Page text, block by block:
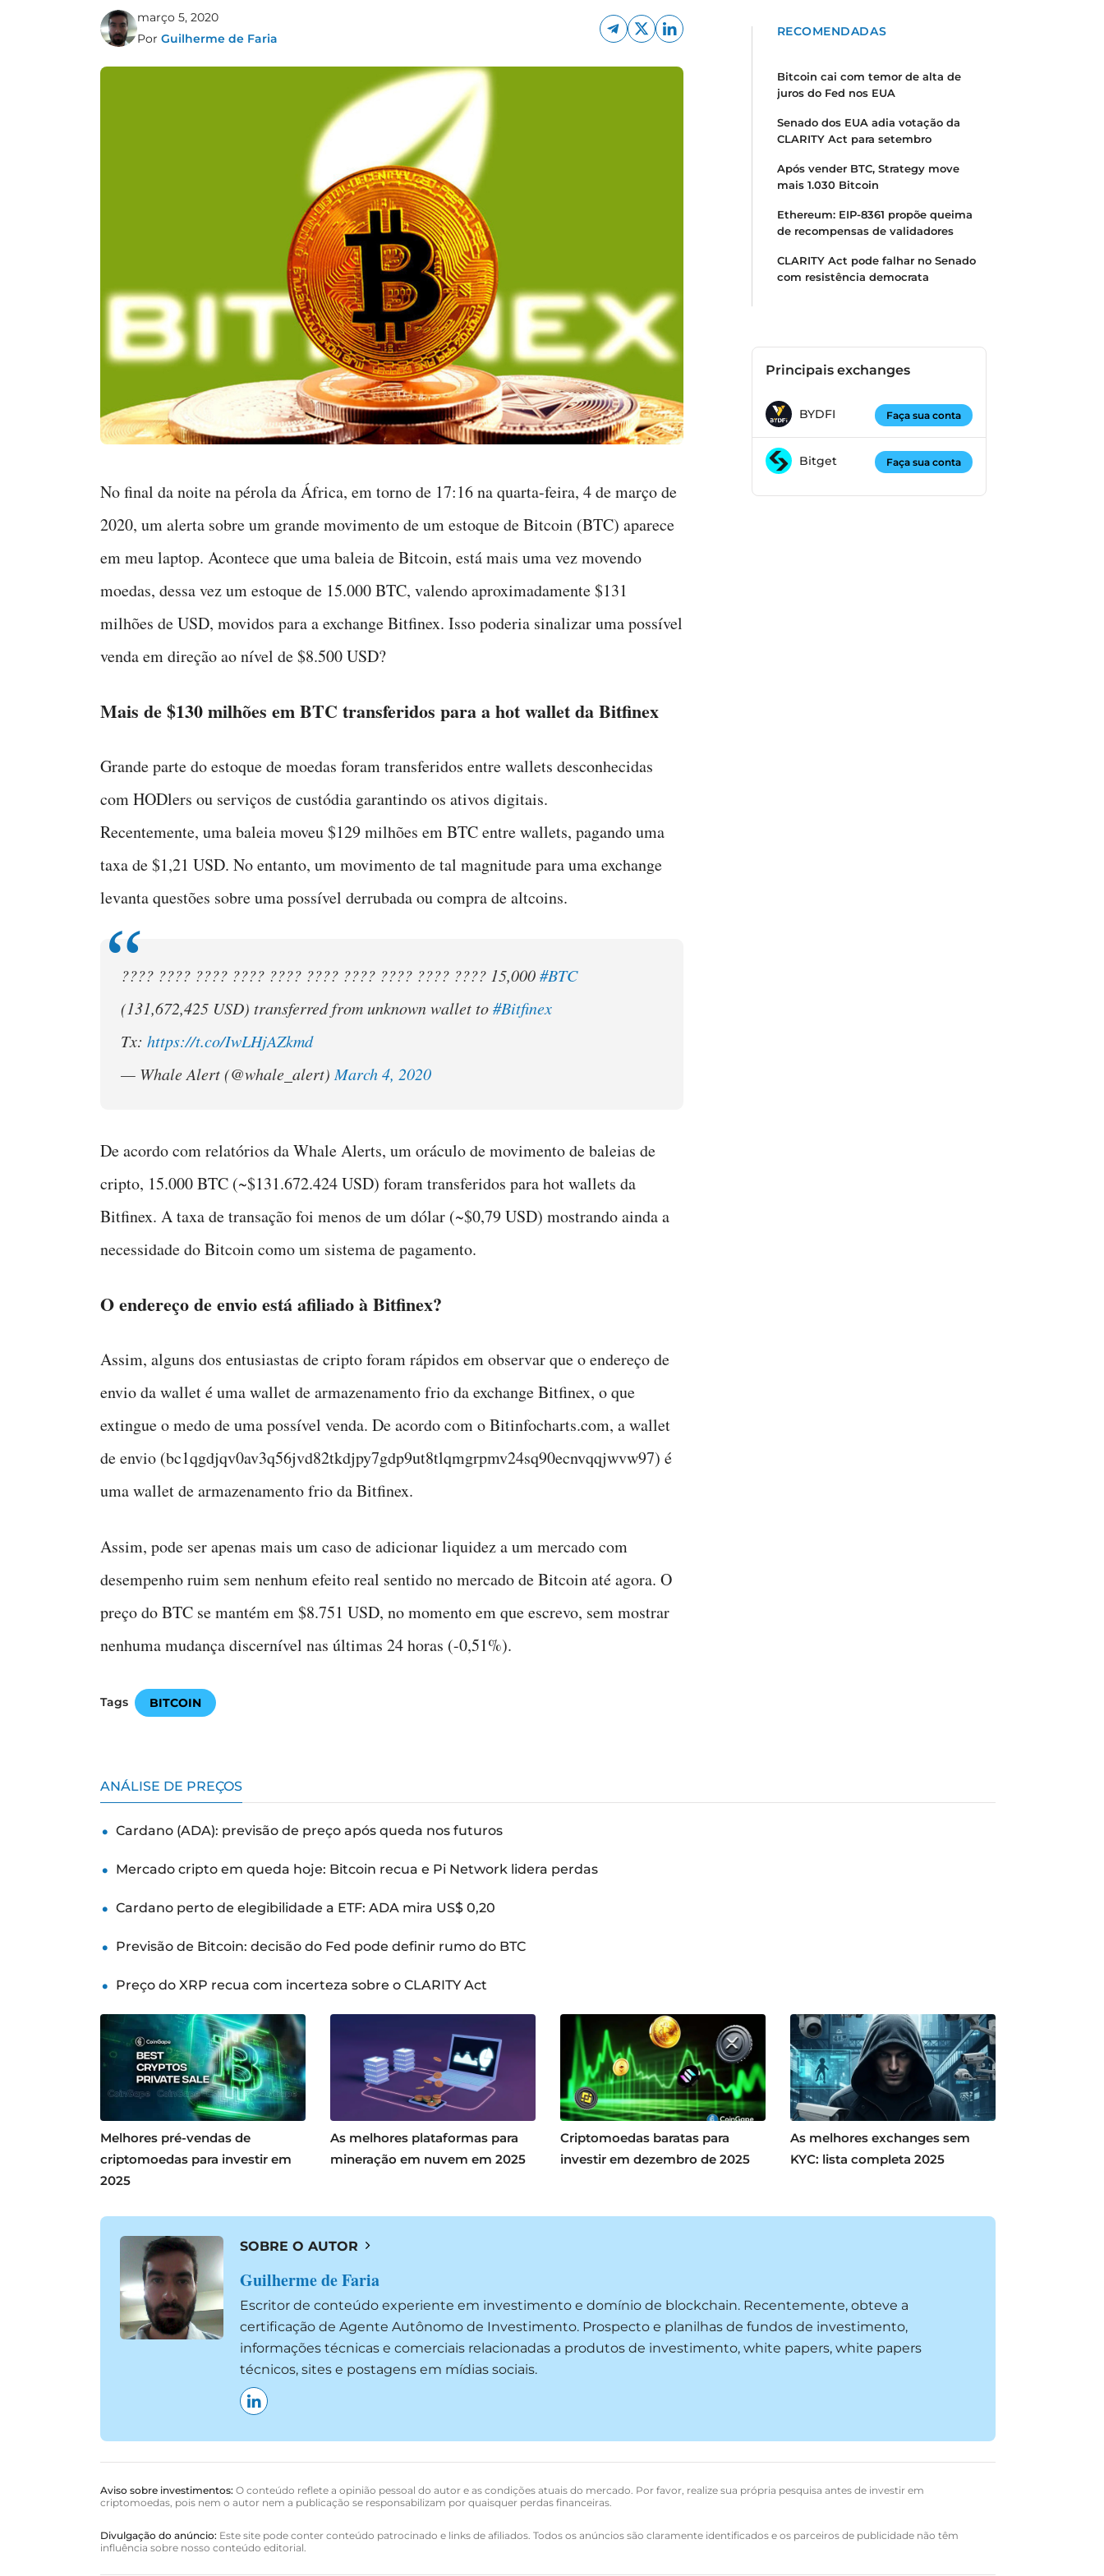
março 5, 2020
Por Guilherme de Faria
No final da noite na pérola da África, em torno de 17:16 na quarta-feira, 4 de março de
2020, um alerta sobre um grande movimento de um estoque de Bitcoin (BTC) aparece
em meu laptop. Acontece que uma baleia de Bitcoin, está mais uma vez movendo
moedas, dessa vez um estoque de 15.000 BTC, valendo aproximadamente $131
milhões de USD, movidos para a exchange Bitfinex. Isso poderia sinalizar uma possível
venda em direção ao nível de $8.500 USD?
Mais de $130 milhões em BTC transferidos para a hot wallet da Bitfinex
Grande parte do estoque de moedas foram transferidos entre wallets desconhecidas
com HODlers ou serviços de custódia garantindo os ativos digitais.
Recentemente, uma baleia moveu $129 milhões em BTC entre wallets, pagando uma
taxa de $1,21 USD. No entanto, um movimento de tal magnitude para uma exchange
levanta questões sobre uma possível derrubada ou compra de altcoins.
???? ???? ???? ???? ???? ???? ???? ???? ???? ???? 15,000#BTC
(131,672,425 USD) transferred from unknown wallet to#Bitfinex
Tx: https://t.co/IwLHjAZkmd
— Whale Alert (@whale_alert) March 4, 2020
De acordo com relatórios da Whale Alerts, um oráculo de movimento de baleias de
cripto, 15.000 BTC (~$131.672.424 USD) foram transferidos para hot wallets da
Bitfinex. A taxa de transação foi menos de um dólar (~$0,79 USD) mostrando ainda a
necessidade do Bitcoin como um sistema de pagamento.
O endereço de envio está afiliado à Bitfinex?
Assim, alguns dos entusiastas de cripto foram rápidos em observar que o endereço de
envio da wallet é uma wallet de armazenamento frio da exchange Bitfinex, o que
extingue o medo de uma possível venda. De acordo com o Bitinfocharts.com, a wallet
de envio (bc1qgdjqv0av3q56jvd82tkdjpy7gdp9ut8tlqmgrpmv24sq90ecnvqqjwvw97) é
uma wallet de armazenamento frio da Bitfinex.
Assim, pode ser apenas mais um caso de adicionar liquidez a um mercado com
desempenho ruim sem nenhum efeito real sentido no mercado de Bitcoin até agora. O
preço do BTC se mantém em $8.751 USD, no momento em que escrevo, sem mostrar
nenhuma mudança discernível nas últimas 24 horas (-0,51%).
Tags BITCOIN
RECOMENDADAS
Bitcoin cai com temor de alta de
juros do Fed nos EUA
Senado dos EUA adia votação da
CLARITY Act para setembro
Após vender BTC, Strategy move
mais 1.030 Bitcoin
Ethereum: EIP-8361 propõe queima
de recompensas de validadores
CLARITY Act pode falhar no Senado
com resistência democrata
Principais exchanges
BYDFI Faça sua conta
Bitget Faça sua conta
ANÁLISE DE PREÇOS
Cardano (ADA): previsão de preço após queda nos futuros
Mercado cripto em queda hoje: Bitcoin recua e Pi Network lidera perdas
Cardano perto de elegibilidade a ETF: ADA mira US$ 0,20
Previsão de Bitcoin: decisão do Fed pode definir rumo do BTC
Preço do XRP recua com incerteza sobre o CLARITY Act
Melhores pré-vendas de
criptomoedas para investir em
2025
As melhores plataformas para
mineração em nuvem em 2025
Criptomoedas baratas para
investir em dezembro de 2025
As melhores exchanges sem
KYC: lista completa 2025
SOBRE O AUTOR
Guilherme de Faria
Escritor de conteúdo experiente em investimento e domínio de blockchain. Recentemente, obteve a
certificação de Agente Autônomo de Investimento. Prospecto e planilhas de fundos de investimento,
informações técnicas e comerciais relacionadas a produtos de investimento, white papers, white papers
técnicos, sites e postagens em mídias sociais.
Aviso sobre investimentos: O conteúdo reflete a opinião pessoal do autor e as condições atuais do mercado. Por favor, realize sua própria pesquisa antes de investir em
criptomoedas, pois nem o autor nem a publicação se responsabilizam por quaisquer perdas financeiras.
Divulgação do anúncio: Este site pode conter conteúdo patrocinado e links de afiliados. Todos os anúncios são claramente identificados e os parceiros de publicidade não têm
influência sobre nosso conteúdo editorial.